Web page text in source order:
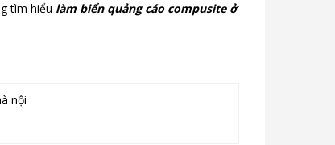
tìm hiểu làm biển quảng cáo compusite ở